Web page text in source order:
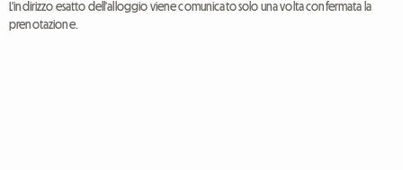
L'indirizzo esatto dell'alloggio viene comunicato solo una volta confermata la
prenotazione.